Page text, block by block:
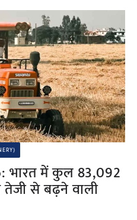
भारत में कुल 83,092
से बढ़ने वाली